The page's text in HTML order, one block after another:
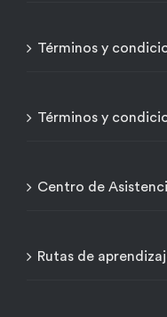
Términos y
Términos y
Centro de
Rutas de